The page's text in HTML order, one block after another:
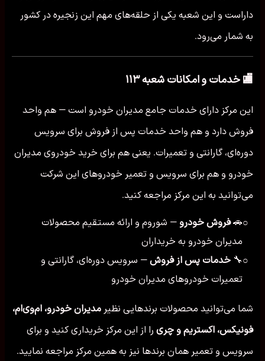
داراست و این شعبه یکی از حلقه‌های مهم این زنجیره در کشور
به شمار می‌رود.
🏬 خدمات و امکانات شعبه ۱۱۳
این مرکز دارای خدمات جامع مدیران خودرو است — هم واحد
فروش دارد و هم واحد خدمات پس از فروش برای سرویس
دوره‌ای، گارانتی و تعمیرات. یعنی هم برای خرید خودروی مدیران
خودرو و هم برای سرویس و تعمیر خودروهای این شرکت
می‌توانید به این مرکز مراجعه کنید.
○
🚗فروش خودرو — شوروم و ارائه مستقیم محصولات
مدیران خودرو به خریداران
○
🔧 خدمات پس از فروش — سرویس دوره‌ای، گارانتی و
تعمیرات خودروهای مدیران خودرو
شما می‌توانید محصولات برندهایی نظیر مدیران خودرو، ام‌وی‌ام،
فونیکس، اکستریم و چری را از این مرکز خریداری کنید و برای
سرویس و تعمیر همان برندها نیز به همین مرکز مراجعه نمایید.